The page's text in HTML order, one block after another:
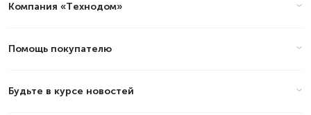
Компания «Технодом»
Помощь покупателю
Будьте в курсе новостей